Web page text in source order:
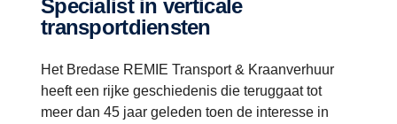
Specialist in verticale
transportdiensten
Het Bredase REMIE Transport & Kraanverhuur
heeft een rijke geschiedenis die teruggaat tot
meer dan 45 jaar geleden toen de interesse in